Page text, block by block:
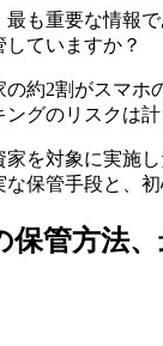
も重要な情報で
ていますか？
約2割がスマホ
グのリスクは計
を対象に実施
保管手段と、
保管方法